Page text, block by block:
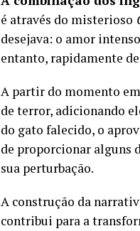
é através do misterioso
desejava: o amor
entanto, rapidamente
A partir do momento
de terror, adicionando
do gato falecido, o
de proporcionar alguns
sua perturbação.
A construção da
contribui para a